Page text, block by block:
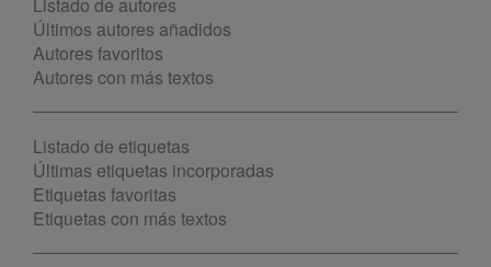
Últimos autores añadidos
Autores favoritos
Autores con más textos
Listado de etiquetas
Últimas etiquetas incorporadas
Etiquetas favoritas
Etiquetas con más textos